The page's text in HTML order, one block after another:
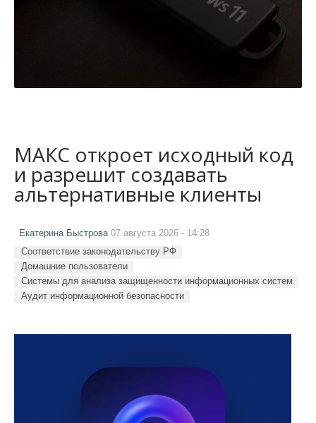
МАКС откроет исходный код
и разрешит создавать
альтернативные клиенты
Екатерина Быстрова 07 августа 2026 - 14:28
Соответствие законодательству РФ
Домашние пользователи
Системы для анализа защищенности информационных систем
Аудит информационной безопасности